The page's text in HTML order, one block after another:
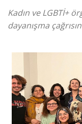
Kadın ve LGBTİ+
dayanışma